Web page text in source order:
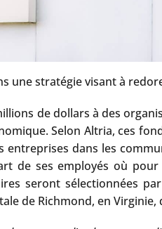
une stratégie visant à
de dollars à des
Selon Altria, ces
dans les
de ses employés où
seront sélectionnées
de Richmond, en